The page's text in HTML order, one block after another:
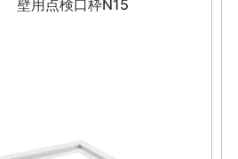
壁用点検口枠N15